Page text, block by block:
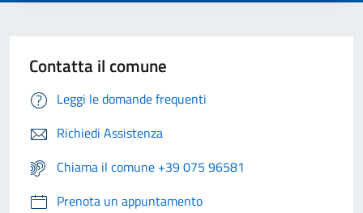
Contatta il comune
Leggi le domande frequenti
Richiedi Assistenza
Chiama il comune +39 075 96581
Prenota un appuntamento